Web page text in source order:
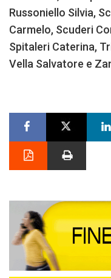
Russoniello Silvia,
Carmelo, Scuderi
Spitaleri Caterina,
Vella Salvatore e